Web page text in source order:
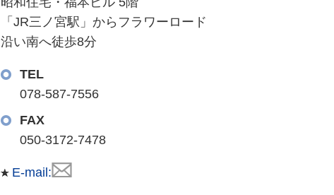
「JR三ノ宮駅」からフラワーロード
沿い南へ徒歩8分
TEL
078-587-7556
FAX
050-3172-7478
E-mail: